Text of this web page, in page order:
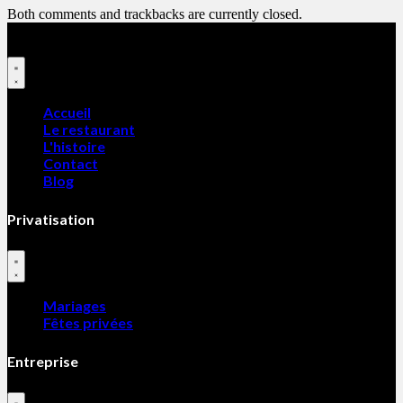
Both comments and trackbacks are currently closed.
Accueil
Le restaurant
L'histoire
Contact
Blog
Privatisation
Mariages
Fêtes privées
Entreprise